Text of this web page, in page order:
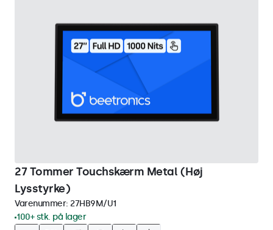
27 Tommer Touchskærm Metal (Høj
Lysstyrke)
Varenummer: 27HB9M/U1
100+ stk. på lager